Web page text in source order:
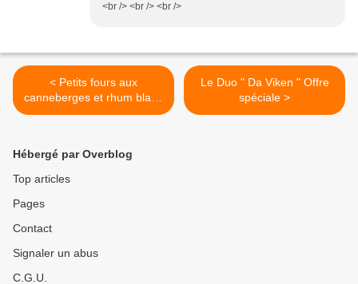
<br /> <br /> <br />
< Petits fours aux
canneberges et rhum blanc
de Mamigoz
Le Duo " Da Viken " Offre
spéciale >
Hébergé par Overblog
Top articles
Pages
Contact
Signaler un abus
C.G.U.